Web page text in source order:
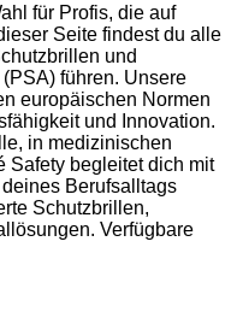
für Profis, die auf
Seite findest du alle
und
führen. Unsere
europäischen Normen
und Innovation.
in medizinischen
Safety begleitet dich mit
Berufsalltags
Schutzbrillen,
Verfügbare